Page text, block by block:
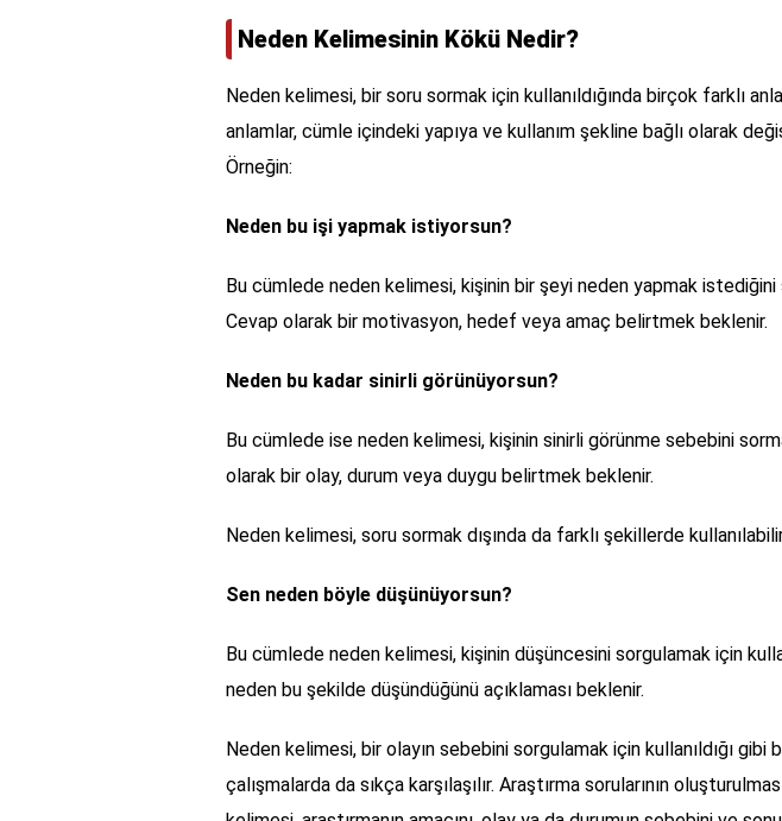
Neden Kelimesinin Kökü Nedir?
Neden kelimesi, bir soru sormak için kullanıldığında birçok farklı
anlamlar, cümle içindeki yapıya ve kullanım şekline bağlı olarak
Örneğin:
Neden bu işi yapmak istiyorsun?
Bu cümlede neden kelimesi, kişinin bir şeyi neden yapmak istediğini
Cevap olarak bir motivasyon, hedef veya amaç belirtmek beklenir.
Neden bu kadar sinirli görünüyorsun?
Bu cümlede ise neden kelimesi, kişinin sinirli görünme sebebini
olarak bir olay, durum veya duygu belirtmek beklenir.
Neden kelimesi, soru sormak dışında da farklı şekillerde
Sen neden böyle düşünüyorsun?
Bu cümlede neden kelimesi, kişinin düşüncesini sorgulamak için
neden bu şekilde düşündüğünü açıklaması beklenir.
Neden kelimesi, bir olayın sebebini sorgulamak için kullanıldığı gibi
çalışmalarda da sıkça karşılaşılır. Araştırma sorularının